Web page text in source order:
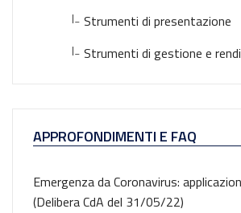
|_ Strumenti di presentazione
|_ Strumenti di gestione e
APPROFONDIMENTI E FAQ
Emergenza da Coronavirus:
(Delibera CdA del 31/05/22)